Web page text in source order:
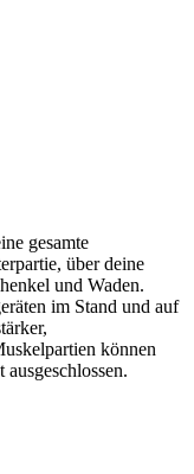
gesamte
über deine
und Waden.
im Stand und auf
können